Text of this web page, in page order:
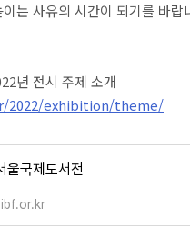
는 사유의 시간이 되기를 바랍
년 전시 주제 소개
2022/exhibition/theme/
울국제도서전